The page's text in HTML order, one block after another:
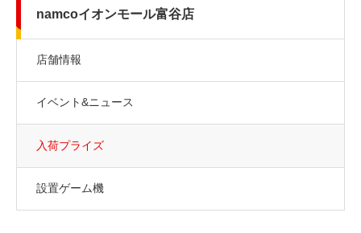
namcoイオンモール富谷店
店舗情報
イベント&ニュース
入荷プライズ
設置ゲーム機